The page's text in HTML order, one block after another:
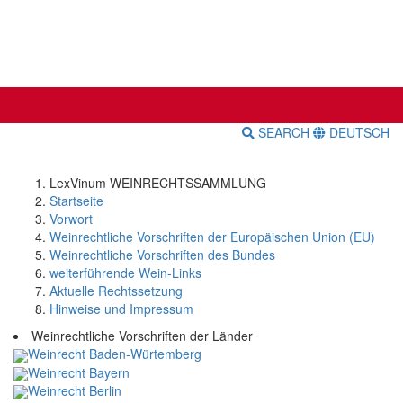
SEARCH DEUTSCH
LexVinum WEINRECHTSSAMMLUNG
Startseite
Vorwort
Weinrechtliche Vorschriften der Europäischen Union (EU)
Weinrechtliche Vorschriften des Bundes
weiterführende Wein-Links
Aktuelle Rechtssetzung
Hinweise und Impressum
Weinrechtliche Vorschriften der Länder
Weinrecht Baden-Würtemberg
Weinrecht Bayern
Weinrecht Berlin